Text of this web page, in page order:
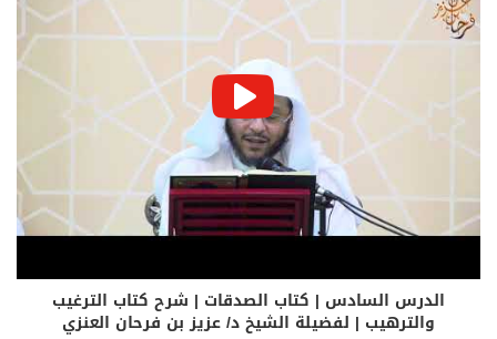
الدرس السادس | كتاب الصدقات | شرح كتاب الترغيب
والترهيب | لفضيلة الشيخ د/ عزيز بن فرحان العنزي